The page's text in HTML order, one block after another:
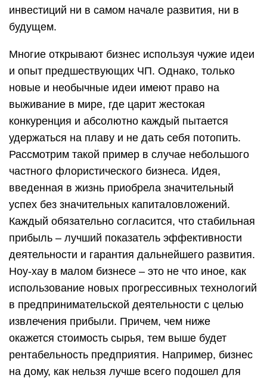
инвестиций ни в самом начале развития, ни в
будущем.
Многие открывают бизнес используя чужие идеи
и опыт предшествующих ЧП. Однако, только
новые и необычные идеи имеют право на
выживание в мире, где царит жестокая
конкуренция и абсолютно каждый пытается
удержаться на плаву и не дать себя потопить.
Рассмотрим такой пример в случае небольшого
частного флористического бизнеса. Идея,
введенная в жизнь приобрела значительный
успех без значительных капиталовложений.
Каждый обязательно согласится, что стабильная
прибыль – лучший показатель эффективности
деятельности и гарантия дальнейшего развития.
Ноу-хау в малом бизнесе – это не что иное, как
использование новых прогрессивных технологий
в предпринимательской деятельности с целью
извлечения прибыли. Причем, чем ниже
окажется стоимость сырья, тем выше будет
рентабельность предприятия. Например, бизнес
на дому, как нельзя лучше всего подошел для